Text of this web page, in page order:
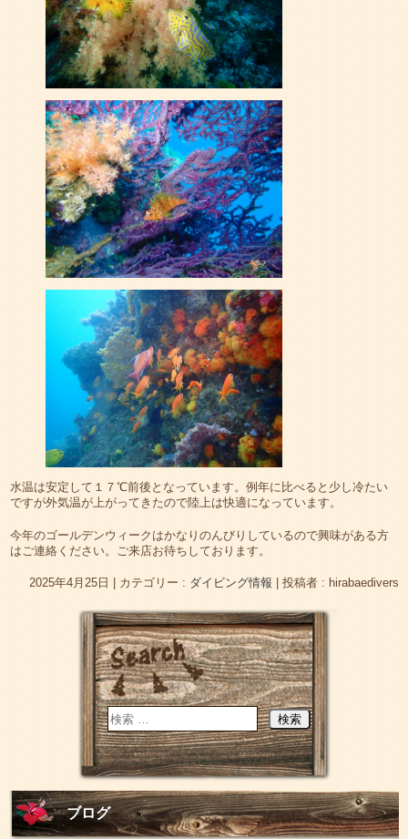
水温は安定して１７℃前後となっています。例年に比べると少し冷たい
ですが外気温が上がってきたので陸上は快適になっています。
今年のゴールデンウィークはかなりのんびりしているので興味がある方
はご連絡ください。ご来店お待ちしております。
2025年4月25日 カテゴリー : ダイビング情報 投稿者 : hirabaedivers
ブログ